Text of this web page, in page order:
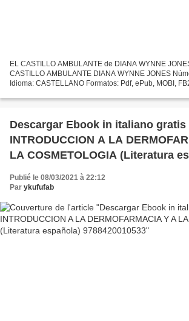
EL CASTILLO AMBULANTE de DIANA WYNNE
CASTILLO AMBULANTE DIANA WYNNE JONES
Idioma: CASTELLANO Formatos: Pdf, ePub, MOBI,
Descargar...
Descargar Ebook in italiano gratis
INTRODUCCION A LA
LA COSMETOLOGIA (Literatura
9788420010533
Publié le 08/03/2021 à 22:12
Par ykufufab